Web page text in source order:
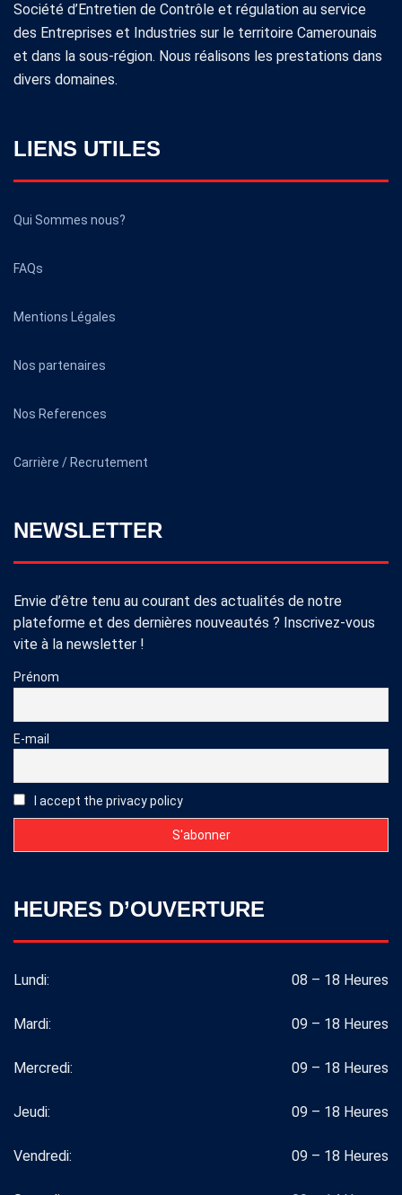
Société d’Entretien de Contrôle et régulation au service
des Entreprises et Industries sur le territoire Camerounais
et dans la sous-région. Nous réalisons les prestations dans
divers domaines.
LIENS UTILES
Qui Sommes nous?
FAQs
Mentions Légales
Nos partenaires
Nos References
Carrière / Recrutement
NEWSLETTER
Envie d’être tenu au courant des actualités de notre
plateforme et des dernières nouveautés ? Inscrivez-vous
vite à la newsletter !
Prénom
E-mail
I accept the privacy policy
HEURES D’OUVERTURE
Lundi: 08 – 18 Heures
Mardi: 09 – 18 Heures
Mercredi: 09 – 18 Heures
Jeudi: 09 – 18 Heures
Vendredi: 09 – 18 Heures